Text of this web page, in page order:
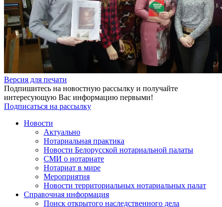
Версия для печати
Подпишитесь на новостную рассылку и получайте
интересующую Вас информацию первыми!
Подписаться на рассылку
Новости
Актуально
Нотариальная практика
Новости Белорусской нотариальной палаты
СМИ о нотариате
Нотариат в мире
Мероприятия
Новости территориальных нотариальных палат
Справочная информация
Поиск открытого наследственного дела